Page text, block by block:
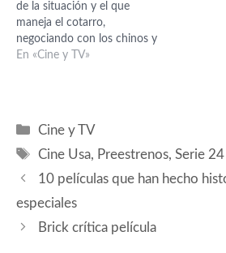
de la situación y el que
maneja el cotarro,
negociando con los chinos y
también con los americanos
En «Cine y TV»
Categorías
Cine y TV
Etiquetas
Cine Usa, Preestrenos,Serie 24
10 películas que han hecho
especiales
Brick crítica película